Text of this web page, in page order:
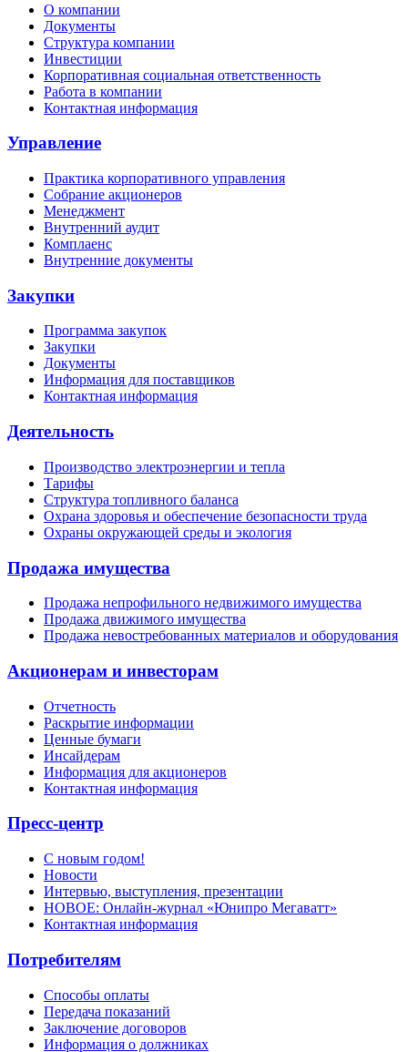
О компании
Документы
Структура компании
Инвестиции
Корпоративная социальная ответственность
Работа в компании
Контактная информация
Управление
Практика корпоративного управления
Собрание акционеров
Менеджмент
Внутренний аудит
Комплаенс
Внутренние документы
Закупки
Программа закупок
Закупки
Документы
Информация для поставщиков
Контактная информация
Деятельность
Производство электроэнергии и тепла
Тарифы
Структура топливного баланса
Охрана здоровья и обеспечение безопасности труда
Охраны окружающей среды и экология
Продажа имущества
Продажа непрофильного недвижимого имущества
Продажа движимого имущества
Продажа невостребованных материалов и оборудования
Акционерам и инвесторам
Отчетность
Раскрытие информации
Ценные бумаги
Инсайдерам
Информация для акционеров
Контактная информация
Пресс-центр
С новым годом!
Новости
Интервью, выступления, презентации
НОВОЕ: Онлайн-журнал «Юнипро Мегаватт»
Контактная информация
Потребителям
Способы оплаты
Передача показаний
Заключение договоров
Информация о должниках